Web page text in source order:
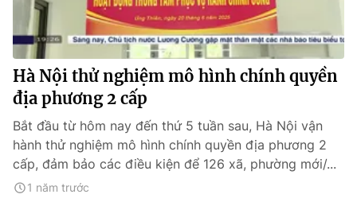
Hà Nội thử nghiệm mô hình chính quyền
địa phương 2 cấp
Bắt đầu từ hôm nay đến thứ 5 tuần sau, Hà Nội vận
hành thử nghiệm mô hình chính quyền địa phương 2
cấp, đảm bảo các điều kiện để 126 xã, phường mới/...
1 năm trước